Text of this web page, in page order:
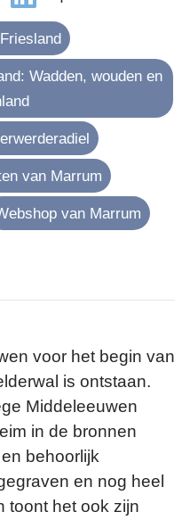
Wadden, wouden en
van Marrum
van Marrum
voor het begin van
is ontstaan.
Middeleeuwen
in de bronnen
behoorlijk
en nog heel
toont het ook zijn